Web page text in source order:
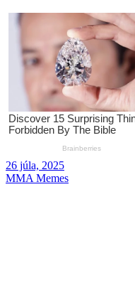
26 júla, 2025
MMA Memes